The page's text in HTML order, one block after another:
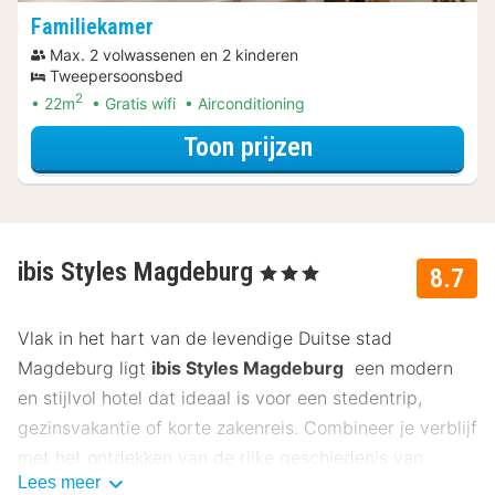
Familiekamer
Max. 2 volwassenen en 2 kinderen
Tweepersoonsbed
22m2 Gratis wifi Airconditioning
Toon prijzenvoor
8.7
ibis Styles Magdeburg , 3 Sterren
Vlak in het hart van de levendige Duitse stad
Magdeburg ligt ibis Styles Magdeburg een modern
en stijlvol hotel dat ideaal is voor een stedentrip,
gezinsvakantie of korte zakenreis. Combineer je verblijf
met het ontdekken van de rijke geschiedenis van
Magdeburg, de culturele bezienswaardigheden en de
Lees meer